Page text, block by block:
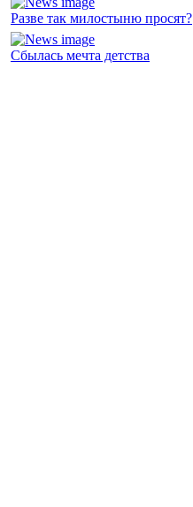
Разве так милостыню просят?
Сбылась мечта детства